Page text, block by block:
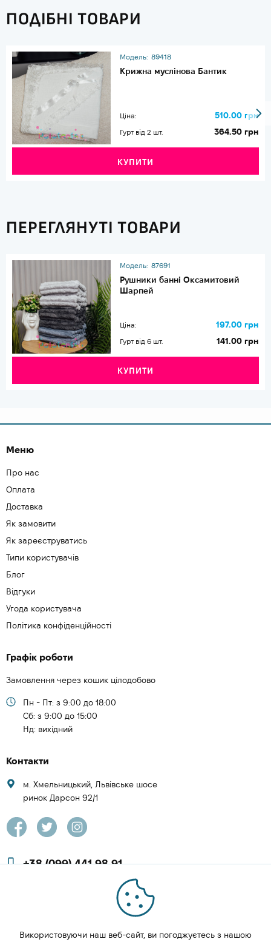
ПОДІБНІ ТОВАРИ
Модель: 89418
Крижна муслінова Бантик
Ціна: 510.00 грн
Гурт від 2 шт. 364.50 грн
КУПИТИ
ПЕРЕГЛЯНУТІ ТОВАРИ
Модель: 87691
Рушники банні Оксамитовий
Шарпей
Ціна: 197.00 грн
Гурт від 6 шт. 141.00 грн
КУПИТИ
Меню
Про нас
Оплата
Доставка
Як замовити
Як зареєструватись
Типи користувачів
Блог
Відгуки
Угода користувача
Політика конфіденційності
Графік роботи
Замовлення через кошик цілодобово
Пн - Пт: з 9:00 до 18:00
Cб: з 9:00 до 15:00
Нд: вихідний
Контакти
м. Хмельницький, Львівське шосе
ринок Дарсон 92/1
+38 (099) 441 98 91
+38 (097) 423 08 00
zachesa86@gmail.com
ЗАМОВИТИ ДЗВІНОК
Використовуючи наш веб-сайт, ви погоджуєтесь з нашою